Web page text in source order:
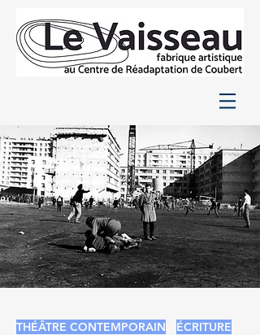
THÉÂTRE CONTEMPORAIN
ÉCRITURE